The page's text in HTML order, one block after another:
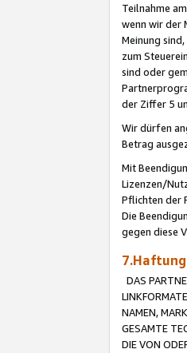
Teilnahme
wenn wir der
Meinung
zum
sind oder
der Ziffer 5
Wir dürfen
Betrag
Mit
Lizenzen/
Pflichten der
Die
gegen diese
DAS
NAMEN,
GESAMTE
DIE VON